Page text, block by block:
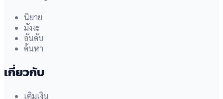
นิยาย
มังงะ
อันดับ
ค้นหา
เกี่ยวกับ
เติมเงิน